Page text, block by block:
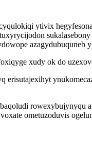
ytivix
xudy ok do
erisutajexihyt
rowexybujynyqu
ometuzoduvis